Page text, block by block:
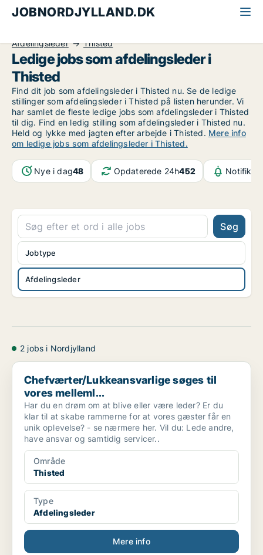
JOBNORDJYLLAND.DK
Afdelingsleder
Thisted
Ledige jobs som afdelingsleder i
Thisted
Find dit job som afdelingsleder i Thisted nu. Se de ledige
stillinger som afdelingsleder i Thisted på listen herunder. Vi
har samlet de fleste ledige jobs som afdelingsleder i Thisted
til dig. Find en ledig stilling som afdelingsleder i Thisted nu.
Held og lykke med jagten efter arbejde i Thisted. Mere info
om ledige jobs som afdelingsleder i Thisted.
Nye i dag48 Opdaterede 24h452
Søg
Afdelingsleder
Jobtype
2 jobs i Nordjylland
Chefværter/Lukkeansvarlige søges til vores melleml...
Chefværter/Lukkeansvarlige søges til
vores melleml...
Har du en drøm om at blive eller være leder? Er du
klar til at skabe rammerne for at vores gæster får en
unik oplevelse? - se nærmere her. Vil du: Lede andre,
have ansvar og samtidig servicer..
Område
Thisted
Type
Afdelingsleder
Mere info